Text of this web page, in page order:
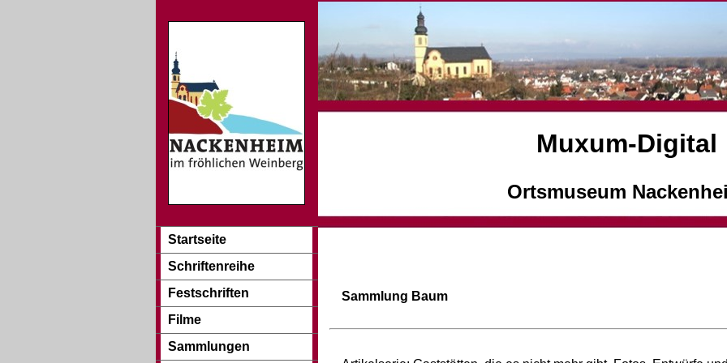
Startseite
Schriftenreihe
Festschriften
Filme
Sammlungen
Muxum-Digital
Ortsmuseum
Sammlung Baum